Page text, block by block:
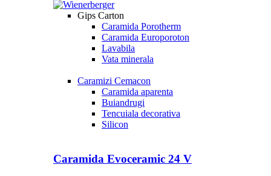
Gips Carton
Caramida Porotherm
Caramida Europoroton
Lavabila
Vata minerala
Caramizi Cemacon
Caramida aparenta
Buiandrugi
Tencuiala decorativa
Silicon
Caramida Evoceramic 24 V